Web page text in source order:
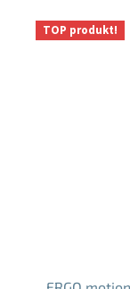
TOP produkt!